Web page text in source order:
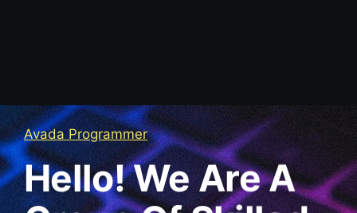
Avada Programmer
Hello! We Are A